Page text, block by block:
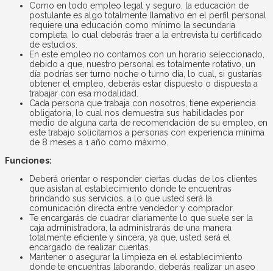
Como en todo empleo legal y seguro, la educación de
postulante es algo totalmente llamativo en el perfil personal
requiere una educación como mínimo la secundaria
completa, lo cual deberás traer a la entrevista tu certificado
de estudios.
En este empleo no contamos con un horario seleccionado,
debido a que, nuestro personal es totalmente rotativo, un
día podrías ser turno noche o turno día, lo cual, si gustarías
obtener el empleo, deberás estar dispuesto o dispuesta a
trabajar con esa modalidad.
Cada persona que trabaja con nosotros, tiene experiencia
obligatoria, lo cual nos demuestra sus habilidades por
medio de alguna carta de recomendación de su empleo, en
este trabajo solicitamos a personas con experiencia mínima
de 8 meses a 1 año como máximo.
Funciones:
Deberá orientar o responder ciertas dudas de los clientes
que asistan al establecimiento donde te encuentras
brindando sus servicios, a lo que usted será la
comunicación directa entre vendedor y comprador.
Te encargarás de cuadrar diariamente lo que suele ser la
caja administradora, la administrarás de una manera
totalmente eficiente y sincera, ya que, usted será el
encargado de realizar cuentas.
Mantener o asegurar la limpieza en el establecimiento
donde te encuentras laborando, deberás realizar un aseo